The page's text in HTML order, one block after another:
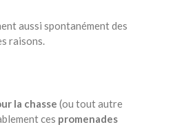
aussi spontanément des
raisons.
la chasse (ou tout autre
ces promenades